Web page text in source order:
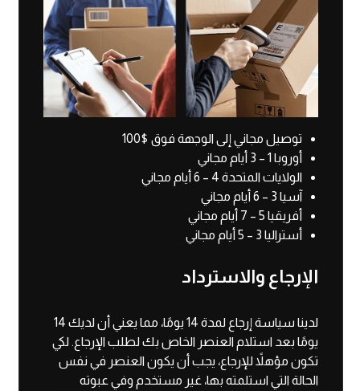
توصيل مجاني إلى الوجهة فوق $100
أوروبا 1 – 3 أيام مجاني
الولايات المتحدة 4 – 6 أيام مجاني
آسيا 3 – 6 أيام مجاني
أفريقيا 5 – 7 أيام مجاني
أستراليا 3 – 5 أيام مجاني
الإرجاع والاسترداد
لدينا سياسة إرجاع لمدة 14 يومًا، مما يعني أن لديك 14
يومًا بعد استلام العنصر الخاص بك لطلب الإرجاع. لكي
تكون مؤهلاً للإرجاع، يجب أن يكون العنصر في نفس
الحالة التي استلمته بها، غير مستخدم وفي عبوته